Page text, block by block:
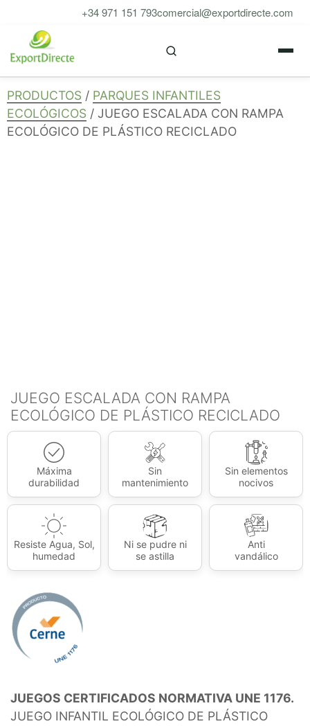
contenido
+34 971 151 793comercial@exportdirecte.com
PRODUCTOS / PARQUES INFANTILES
ECOLÓGICOS / JUEGO ESCALADA CON RAMPA
ECOLÓGICO DE PLÁSTICO RECICLADO
JUEGO ESCALADA CON RAMPA
ECOLÓGICO DE PLÁSTICO RECICLADO
Máxima
durabilidad
Sin
mantenimiento
Sin elementos
nocivos
Resiste Agua, Sol,
humedad
Ni se pudre ni
se astilla
Anti
vandálico
JUEGOS CERTIFICADOS NORMATIVA UNE 1176.
JUEGO INFANTIL ECOLÓGICO DE PLÁSTICO